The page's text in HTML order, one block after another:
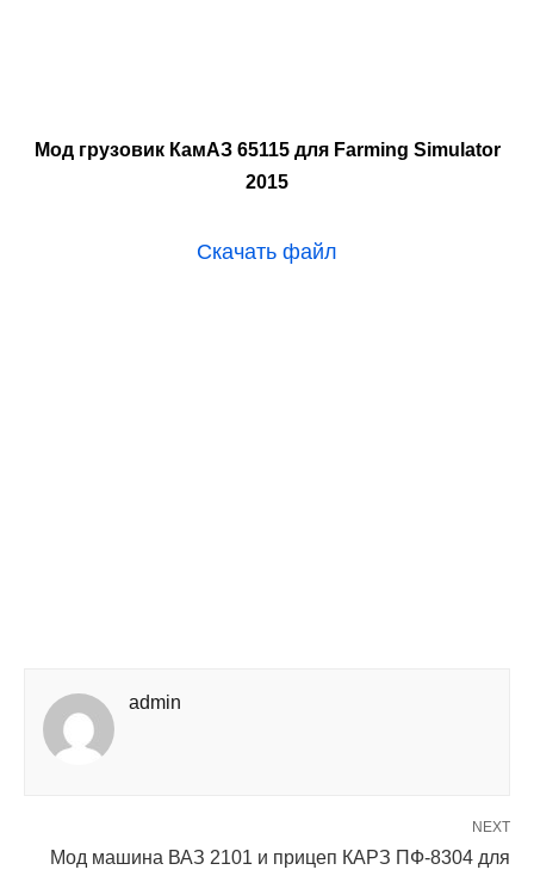
Мод грузовик КамАЗ 65115 для Farming Simulator
2015
Скачать файл
admin
NEXT
Мод машина ВАЗ 2101 и прицеп КАРЗ ПФ-8304 для